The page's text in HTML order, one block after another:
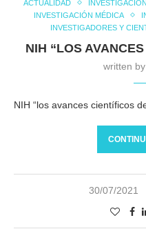
ACTUALIDAD INVESTIGACIÓN
INVESTIGACIÓN MÉDICA
INVESTIGADORES Y
NIH “LOS
written by
NIH “los avances científicos
30/07/2021